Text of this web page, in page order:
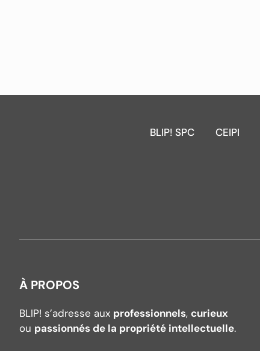
BLIP! SPC CEIPI
À PROPOS
BLIP! s’adresse aux professionnels, curieux
ou passionnés de la propriété intellectuelle.